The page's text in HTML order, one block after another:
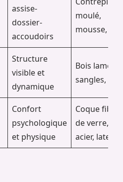
assise-
dossier-
accoudoirs
moulé,
mousse,
Structure
visible et
dynamique
Bois lamellé,
sangles,
Confort
psychologique
et physique
Coque fibre
de verre,
acier, latex